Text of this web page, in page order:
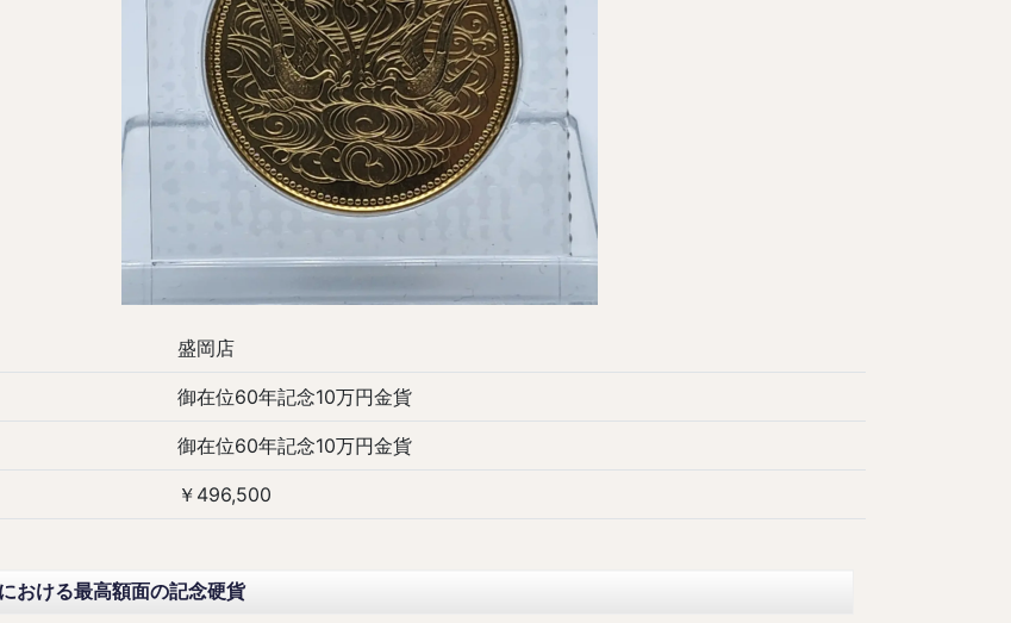
盛岡店
御在位60年記念10万円金貨
御在位60年記念10万円金貨
￥496,500
おける最高額面の記念硬貨